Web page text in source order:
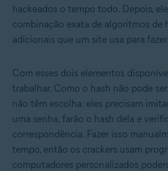
hackeados o tempo todo. Depois,
combinação exata de algoritmos de
adicionais que um site usa para
Com esses dois elementos
trabalhar. Como o hash não pode
não têm escolha: eles precisam
uma senha, farão o hash dela e
correspondência. Fazer isso
tempo, então os crackers usam
computadores personalizados